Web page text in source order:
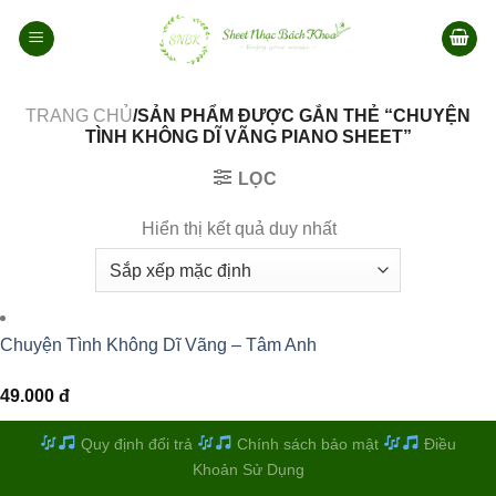
qua
TRANG CHỦ/SẢN PHẨM ĐƯỢC GẮN THẺ “CHUYỆN
TÌNH KHÔNG DĨ VÃNG PIANO SHEET”
LỌC
Hiển thị kết quả duy nhất
Chuyện Tình Không Dĩ Vãng – Tâm Anh
49.000 đ
Quy định đổi trả Chính sách bảo mật
Điều
Khoản Sử Dụng